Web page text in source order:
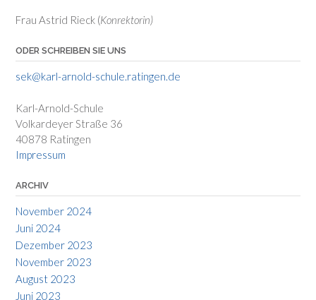
Frau Astrid Rieck (Konrektorin)
ODER SCHREIBEN SIE UNS
sek@karl-arnold-schule.ratingen.de
Karl-Arnold-Schule
Volkardeyer Straße 36
40878 Ratingen
Impressum
ARCHIV
November 2024
Juni 2024
Dezember 2023
November 2023
August 2023
Juni 2023